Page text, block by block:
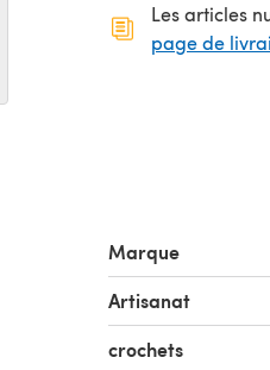
Les articles
page de
Marque
Artisanat
crochets